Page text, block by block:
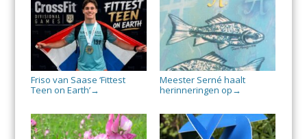
Friso van Saase ‘Fittest
Teen on Earth’→
Meester Serné haalt
herinneringen op →